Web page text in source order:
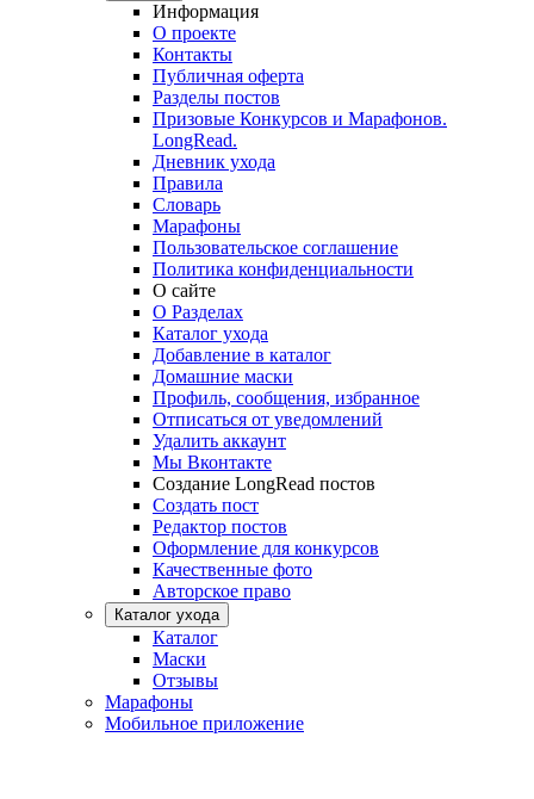
Информация
О проекте
Контакты
Публичная оферта
Разделы постов
Призовые Конкурсов и Марафонов.
LongRead.
Дневник ухода
Правила
Словарь
Марафоны
Пользовательское соглашение
Политика конфиденциальности
О сайте
О Разделах
Каталог ухода
Добавление в каталог
Домашние маски
Профиль, сообщения, избранное
Отписаться от уведомлений
Удалить аккаунт
Мы Вконтакте
Создание LongRead постов
Создать пост
Редактор постов
Оформление для конкурсов
Качественные фото
Авторское право
Каталог ухода
Каталог
Маски
Отзывы
Марафоны
Мобильное приложение